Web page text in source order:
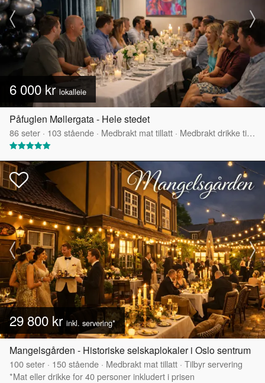
6 000 kr lokalleie
Påfuglen Møllergata - Hele stedet
86seter · 103 stående · Medbrakt mat tillatt · Medbrakt drikke tillatt
29 800 kr inkl. servering*
Mangelsgården - Historiske selskaplokaler i Oslo sentrum
100seter · 150stående · Medbrakt mat tillatt · Tilbyr servering
*Mat eller drikke for 40 personer inkludert i prisen